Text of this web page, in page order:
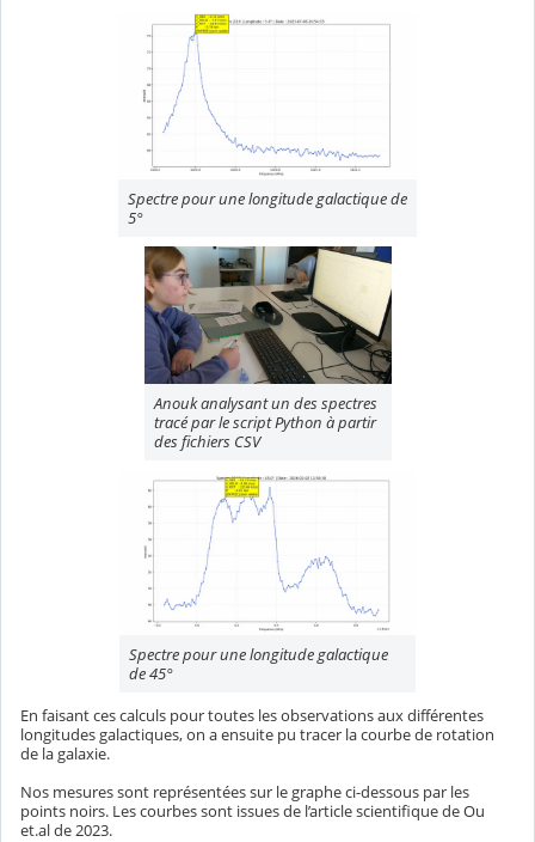
Spectre pour une longitude galactique de
5°
Anouk analysant un des spectres
tracé par le script Python à partir
des fichiers CSV
Spectre pour une longitude galactique
de 45°
En faisant ces calculs pour toutes les observations aux différentes
longitudes galactiques, on a ensuite pu tracer la courbe de rotation
de la galaxie.
Nos mesures sont représentées sur le graphe ci-dessous par les
points noirs. Les courbes sont issues de l’article scientifique de Ou
et.al de 2023.